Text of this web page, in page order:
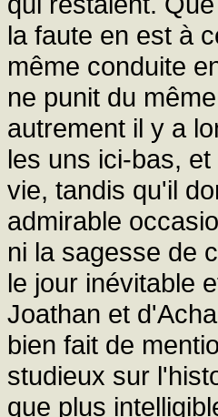
la faute en est à
même conduite
ne punit du
autrement il y a
les uns ici-bas,
vie, tandis qu'il
admirable
ni la sagesse de
le jour inévitable
Joathan et
bien fait de
studieux sur
que plus